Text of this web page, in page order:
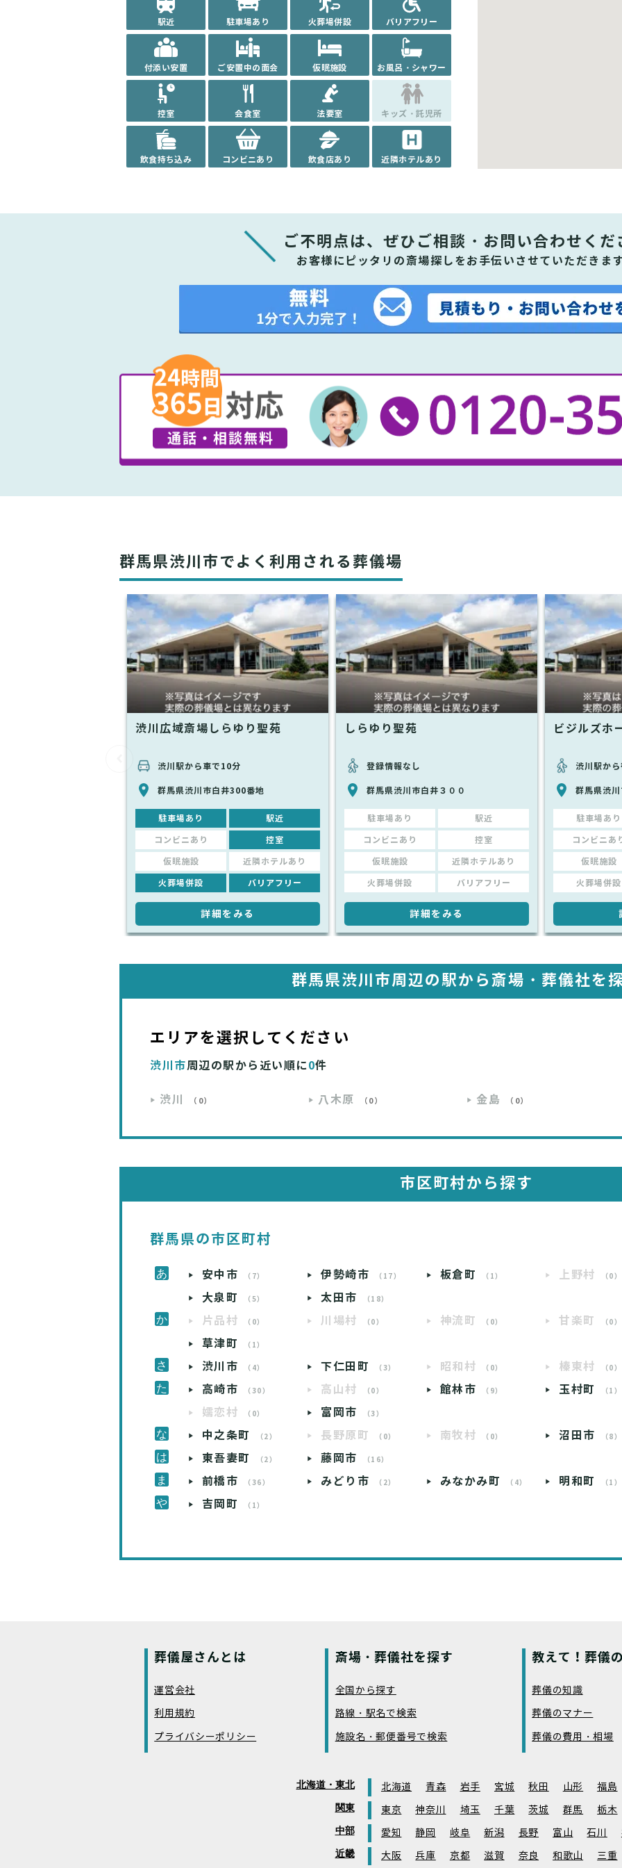
駅近 駐車場あり 火葬場併設 バリアフリー
付添い安置 ご安置中の面会 仮眠施設 お風呂・シャワー
控室 会食室 法要室 キッズ・託児所
飲食持ち込み コンビニあり 飲食店あり 近隣ホテルあり
ご不明点は、ぜひ ご相談・お問い合わせくだ
お客様にピッタリの斎場探しをお手伝いさせていただきま
群馬県渋川市でよく利用される葬儀場
渋川広域斎場しらゆり聖苑
渋川駅から車で10分
群馬県渋川市白井300番地
駐車場あり 駅近
コンビニあり 控室
仮眠施設 近隣ホテルあり
火葬場併設 バリアフリー
詳細をみる
しらゆり聖苑
登録情報なし
群馬県渋川市白井３００
駐車場あり 駅近
コンビニあり 控室
仮眠施設 近隣ホテルあり
火葬場併設 バリアフリー
詳細をみる
ビジルズホ
渋川駅か
群馬県渋
駐車場あり
コンビニあ
仮眠施設
火葬場併設
群馬県渋川市周辺の駅から 斎場・葬儀社を
エリアを選択してください
渋川市周辺の駅から近い順に0件
渋川 （0） 八木原 （0） 金島 （0）
市区町村から探す
群馬県の市区町村
安中市 （7） 伊勢崎市 （17） 板倉町 （1） 上野村 （0）
大泉町 （5） 太田市 （18）
片品村 （0） 川場村 （0） 神流町 （0） 甘楽町 （0）
草津町 （1）
渋川市 （4） 下仁田町 （3） 昭和村 （0） 榛東村 （0）
高崎市 （30） 高山村 （0） 館林市 （9） 玉村町 （1）
嬬恋村 （0） 富岡市 （3）
中之条町 （2） 長野原町 （0） 南牧村 （0） 沼田市 （8）
東吾妻町 （2） 藤岡市 （16）
前橋市 （36） みどり市 （2） みなかみ町 （4） 明和町 （1）
吉岡町 （1）
葬儀屋さんとは
運営会社
利用規約
プライバシーポリシー
斎場・葬儀社を探す
全国から探す
路線・駅名で検索
施設名・郵便番号で検索
教えて！葬儀
葬儀の知識
葬儀のマナー
葬儀の費用・相場
北海道・東北 北海道 青森 岩手 宮城 秋田 山形 福島
関東 東京 神奈川 埼玉 千葉 茨城 群馬 栃木
中部 愛知 静岡 岐阜 新潟 長野 富山 石川
近畿 大阪 兵庫 京都 滋賀 奈良 和歌山 三重